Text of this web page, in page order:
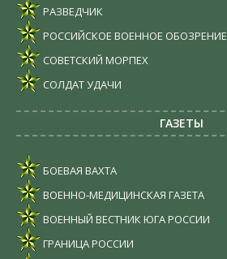
РАЗВЕДЧИК
РОССИЙСКОЕ ВОЕННОЕ ОБОЗРЕНИЕ
СОВЕТСКИЙ МОРПЕХ
СОЛДАТ УДАЧИ
ГАЗЕТЫ
БОЕВАЯ ВАХТА
ВОЕННО-МЕДИЦИНСКАЯ ГАЗЕТА
ВОЕННЫЙ ВЕСТНИК ЮГА РОССИИ
ГРАНИЦА РОССИИ